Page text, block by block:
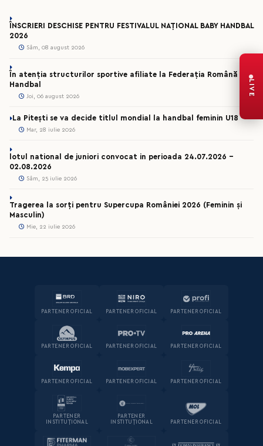
ÎNSCRIERI DESCHISE PENTRU FESTIVALUL NAȚIONAL BABY HANDBAL
2026
Sâm, 08 august 2026
În atenția structurilor sportive afiliate la Federația Română de
Handbal
Joi, 06 august 2026
La Pitești se va decide titlul mondial la handbal feminin U18
Mar, 28 iulie 2026
lotul national de juniori convocat in perioada 24.07.2026 –
02.08.2026
Sâm, 25 iulie 2026
Tragerea la sorți pentru Supercupa României 2026 (Feminin și
Masculin)
Mie, 22 iulie 2026
PARTENER OFICIAL PARTENER OFICIAL PARTENER OFICIAL
PARTENER OFICIAL PARTENER OFICIAL PARTENER OFICIAL
PARTENER OFICIAL PARTENER OFICIAL PARTENER OFICIAL
PARTENER
INSTITUȚIONAL
PARTENER
INSTITUȚIONAL
PARTENER OFICIAL
LIVE